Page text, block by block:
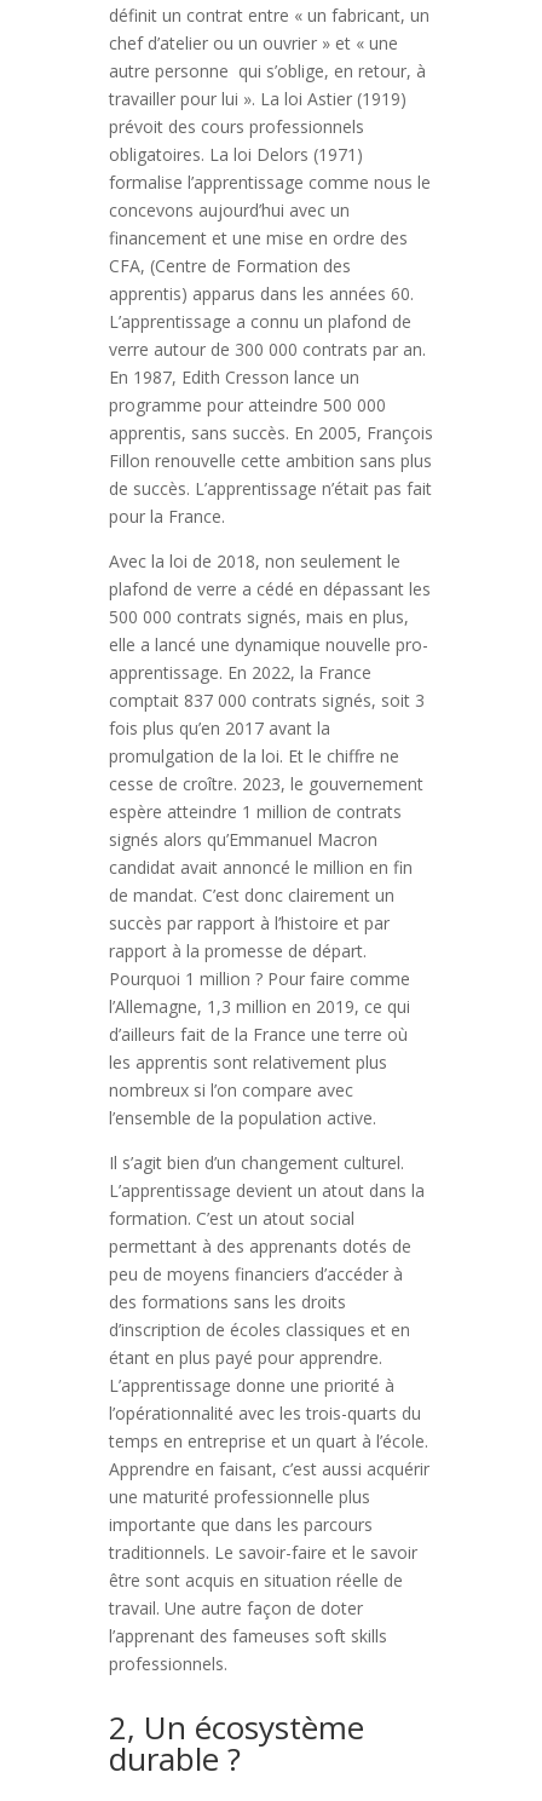
définit un contrat entre « un fabricant, un
chef d’atelier ou un ouvrier » et « une
autre personne qui s’oblige, en retour, à
travailler pour lui ». La loi Astier (1919)
prévoit des cours professionnels
obligatoires. La loi Delors (1971)
formalise l’apprentissage comme nous le
concevons aujourd’hui avec un
financement et une mise en ordre des
CFA, (Centre de Formation des
apprentis) apparus dans les années 60.
L’apprentissage a connu un plafond de
verre autour de 300 000 contrats par an.
En 1987, Edith Cresson lance un
programme pour atteindre 500 000
apprentis, sans succès. En 2005, François
Fillon renouvelle cette ambition sans plus
de succès. L’apprentissage n’était pas fait
pour la France.
Avec la loi de 2018, non seulement le
plafond de verre a cédé en dépassant les
500 000 contrats signés, mais en plus,
elle a lancé une dynamique nouvelle pro-
apprentissage. En 2022, la France
comptait 837 000 contrats signés, soit 3
fois plus qu’en 2017 avant la
promulgation de la loi. Et le chiffre ne
cesse de croître. 2023, le gouvernement
espère atteindre 1 million de contrats
signés alors qu’Emmanuel Macron
candidat avait annoncé le million en fin
de mandat. C’est donc clairement un
succès par rapport à l’histoire et par
rapport à la promesse de départ.
Pourquoi 1 million ? Pour faire comme
l’Allemagne, 1,3 million en 2019, ce qui
d’ailleurs fait de la France une terre où
les apprentis sont relativement plus
nombreux si l’on compare avec
l’ensemble de la population active.
Il s’agit bien d’un changement culturel.
L’apprentissage devient un atout dans la
formation. C’est un atout social
permettant à des apprenants dotés de
peu de moyens financiers d’accéder à
des formations sans les droits
d’inscription de écoles classiques et en
étant en plus payé pour apprendre.
L’apprentissage donne une priorité à
l’opérationnalité avec les trois-quarts du
temps en entreprise et un quart à l’école.
Apprendre en faisant, c’est aussi acquérir
une maturité professionnelle plus
importante que dans les parcours
traditionnels. Le savoir-faire et le savoir
être sont acquis en situation réelle de
travail. Une autre façon de doter
l’apprenant des fameuses soft skills
professionnels.
2, Un écosystème
durable ?